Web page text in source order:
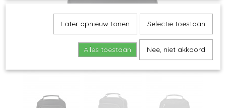
Later opnieuw tonen Selectie toestaan
Alles toestaan Nee, niet akkoord